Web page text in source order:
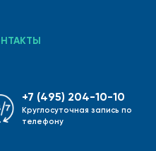
+7 (495) 204-10-10
Круглосуточная запись по
телефону